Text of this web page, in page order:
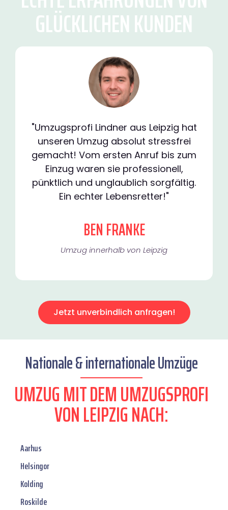
GLÜCKLICHEN KUNDEN
"Umzugsprofi Lindner aus Leipzig hat
unseren Umzug absolut stressfrei
gemacht! Vom ersten Anruf bis zum
Einzug waren sie professionell,
pünktlich und unglaublich sorgfältig.
Ein echter Lebensretter!"
BEN FRANKE
Umzug innerhalb von Leipzig​
Jetzt unverbindlich anfragen!
Nationale & internationale Umzüge
UMZUG MIT DEM UMZUGSPROFI
VON LEIPZIG NACH:
Aarhus
Helsingor
Kolding
Roskilde